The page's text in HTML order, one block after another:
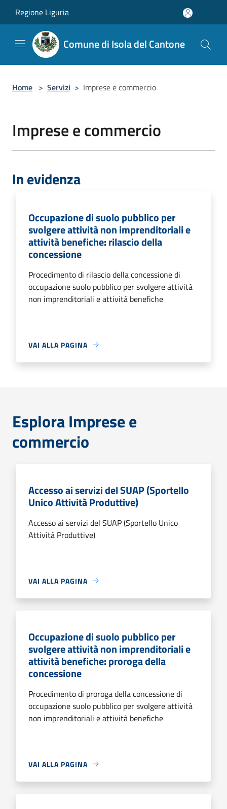
Regione Liguria
Comune di Isola del Cantone
Home > Servizi > Imprese e commercio
Imprese e commercio
In evidenza
Occupazione di suolo pubblico per
svolgere attività non imprenditoriali e
attività benefiche: rilascio della
concessione
Procedimento di rilascio della concessione di
occupazione suolo pubblico per svolgere attività
non imprenditoriali e attività benefiche
VAI ALLA PAGINA
Esplora Imprese e
commercio
Accesso ai servizi del SUAP (Sportello
Unico Attività Produttive)
Accesso ai servizi del SUAP (Sportello Unico
Attività Produttive)
VAI ALLA PAGINA
Occupazione di suolo pubblico per
svolgere attività non imprenditoriali e
attività benefiche: proroga della
concessione
Procedimento di proroga della concessione di
occupazione suolo pubblico per svolgere attività
non imprenditoriali e attività benefiche
VAI ALLA PAGINA